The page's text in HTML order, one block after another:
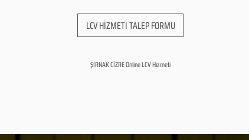
LCV HİZMETİ TALEP FORMU
ŞIRNAK CİZRE Online LCV Hizmeti